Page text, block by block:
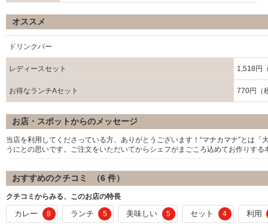
オススメ
ドリンクバー
レディースセット 1,518円
お得なランチAセット 770円（
お店・スポットからのメッセージ
当店を利用してくださっている方、ありがとうございます！“マナカマナ”とは
うにとの思いです。ご注文をいただいてからシェフがまごころ込めてお作りす
おすすめのクチコミ （6 件）
クチコミからみる、このお店の特長
カレー 8 ランチ 5 美味しい 5 セット 4 利用